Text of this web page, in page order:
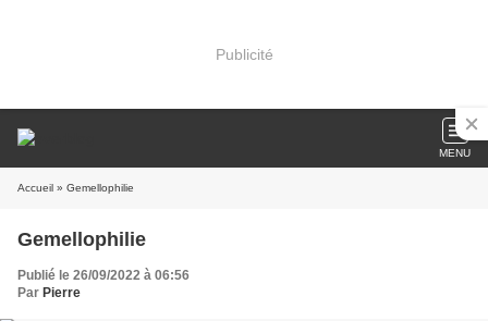
Publicité
MENU
Accueil » Gemellophilie
Gemellophilie
Publié le 26/09/2022 à 06:56
Par Pierre